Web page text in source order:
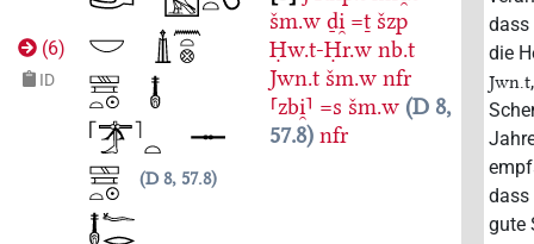
(6)
ID
D 8, 57.8
šm.w ḏi̯ =ṯ šzp
Ḥw.t-Ḥr.w nb.t
Jwn.t šm.w nfr
⸢zbi̯⸣ =s šm.w D 8,
57.8 nfr
dass
die
Jwn.t
dass
gute